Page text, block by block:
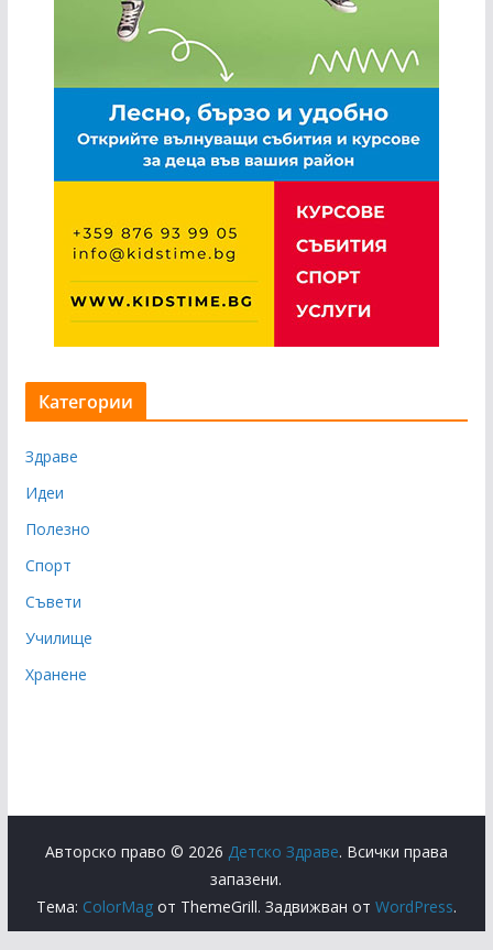
Категории
Здраве
Идеи
Полезно
Спорт
Съвети
Училище
Хранене
Авторско право © 2026 Детско Здраве. Всички права
запазени.
Тема: ColorMagот ThemeGrill. Задвижван от WordPress.